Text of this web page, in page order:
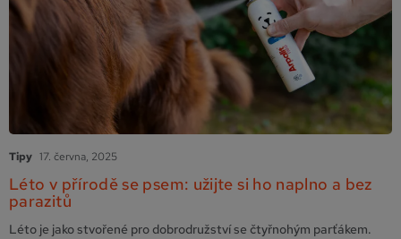
Tipy 17. června, 2025
Léto v přírodě se psem: užijte si ho naplno a bez
parazitů
Léto je jako stvořené pro dobrodružství se čtyřnohým parťákem.